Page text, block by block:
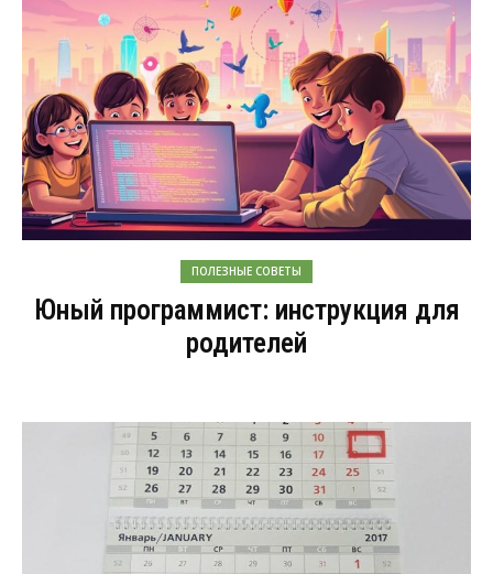
ПОЛЕЗНЫЕ СОВЕТЫ
Юный программист: инструкция для
родителей